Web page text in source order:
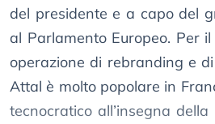
del presidente e a capo del
al Parlamento Europeo. Per
operazione di rebranding e
Attal è molto popolare in
tecnocratico all’insegna